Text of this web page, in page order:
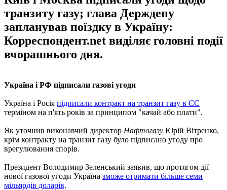
транзиту газу; глава Держдепу
запланував поїздку в Україну:
Корреспондент.net виділяє головні події
вчорашнього дня.
Україна і РФ підписали газові угоди
Україна і Росія підписали контракт на транзит газу в ЄС
терміном на п'ять років за принципом "качай або плати".
Як уточнив виконавчий директор Нафтогазу Юрій Вітренко,
крім контракту на транзит газу було підписано угоду про
врегулювання спорів.
Президент Володимир Зеленський заявив, що протягом дії
нової газової угоди Україна зможе отримати більше семи
мільярдів доларів.